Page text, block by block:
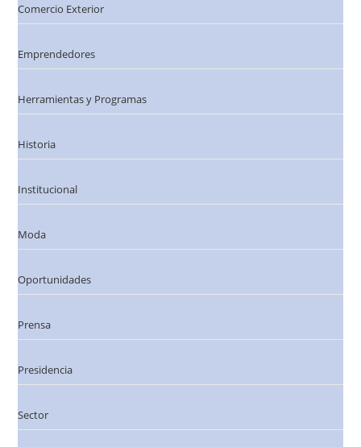
Comercio Exterior
Emprendedores
Herramientas y Programas
Historia
Institucional
Moda
Oportunidades
Prensa
Presidencia
Sector